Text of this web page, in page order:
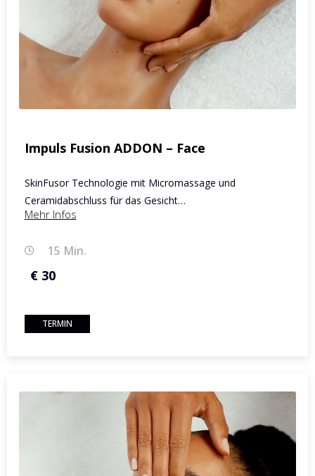
Impuls Fusion ADDON – Face
SkinFusor Technologie mit Micromassage und
Ceramidabschluss für das Gesicht…
Mehr Infos
15 Min.
€ 30
TERMIN